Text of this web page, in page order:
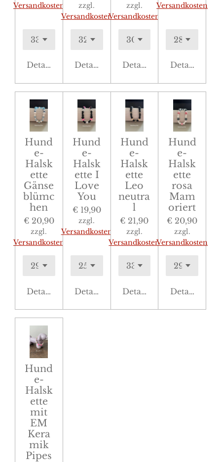
Versandkosten
Details anzeigen
zzgl.
Versandkosten
Details anzeigen
zzgl.
Versandkosten
Details anzeigen
Versandkosten
Details
Hund
e-
Halsk
ette
Gänse
blümc
hen
€ 20,90
zzgl.
Versandkosten
Details anzeigen
Hund
e-
Halsk
ette I
Love
You
€ 19,90
zzgl.
Versandkosten
Details anzeigen
Hund
e-
Halsk
ette
Leo
neutra
l
€ 21,90
zzgl.
Versandkosten
Details anzeigen
Hund
e-
Halsk
ette
rosa
Mam
oriert
€ 20,90
zzgl.
Versandkosten
Details
Hund
e-
Halsk
ette
mit
EM
Kera
mik
Pipes